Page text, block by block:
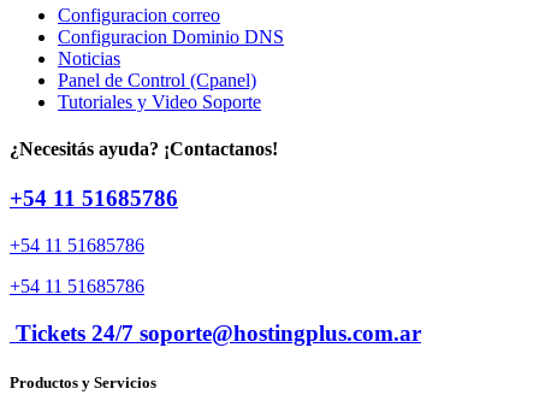
Configuracion correo
Configuracion Dominio DNS
Noticias
Panel de Control (Cpanel)
Tutoriales y Video Soporte
¿Necesitás ayuda? ¡Contactanos!
+54 11 51685786
+54 11 51685786
+54 11 51685786
Tickets 24/7 soporte@hostingplus.com.ar
Productos y Servicios